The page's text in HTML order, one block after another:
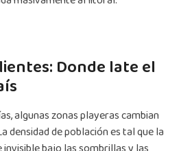
Donde late el
algunas zonas playeras cambian
de población es tal que la